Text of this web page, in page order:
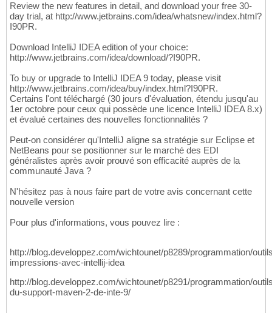
Review the new features in detail, and download your free 30-
day trial, at http://www.jetbrains.com/idea/whatsnew/index.html?
I90PR.
Download IntelliJ IDEA edition of your choice:
http://www.jetbrains.com/idea/download/?I90PR.
To buy or upgrade to IntelliJ IDEA 9 today, please visit
http://www.jetbrains.com/idea/buy/index.html?I90PR.
Certains l'ont téléchargé (30 jours d'évaluation, étendu jusqu'au
1er octobre pour ceux qui possède une licence IntelliJ IDEA 8.x)
et évalué certaines des nouvelles fonctionnalités ?
Peut-on considérer qu'IntelliJ aligne sa stratégie sur Eclipse et
NetBeans pour se positionner sur le marché des EDI
généralistes après avoir prouvé son efficacité auprès de la
communauté Java ?
N'hésitez pas à nous faire part de votre avis concernant cette
nouvelle version
Pour plus d'informations, vous pouvez lire :
http://blog.developpez.com/wichtounet/p8289/programmation/
impressions-avec-intellij-idea
http://blog.developpez.com/wichtounet/p8291/programmation/
du-support-maven-2-de-inte-9/